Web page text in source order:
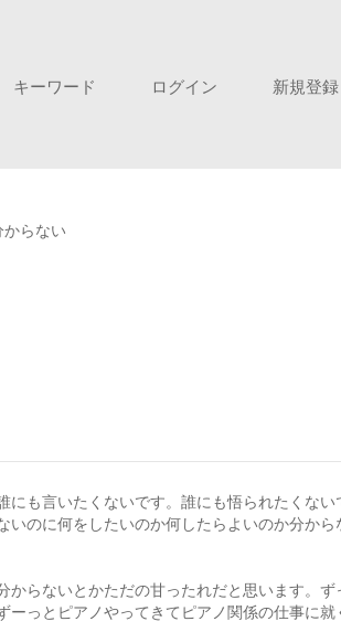
キーワード ログイン
新規登録
らない
も言いたくないです。誰にも悟られたくない
のに何をしたいのか何したらよいのか分から
らないとかただの甘ったれだと思います。ず
っとピアノやってきてピアノ関係の仕事に就